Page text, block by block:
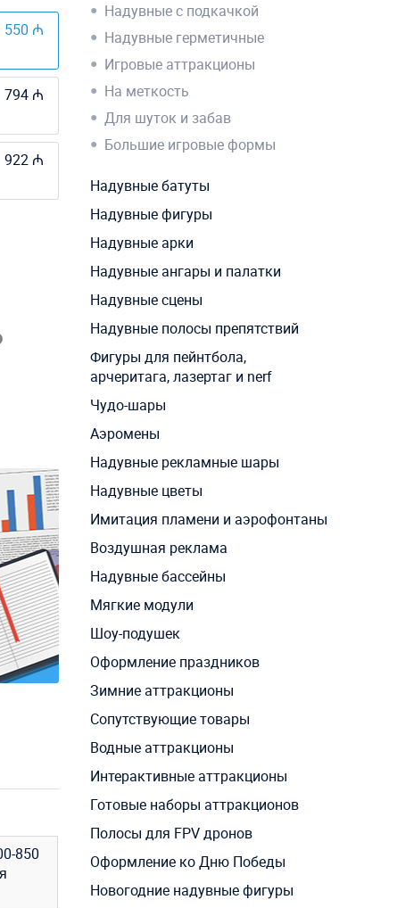
550 ₼
794 ₼
922 ₼
850
Надувные с подкачкой
Надувные герметичные
Игровые аттракционы
На меткость
Для шуток и забав
Большие игровые формы
Надувные батуты
Надувные фигуры
Надувные арки
Надувные ангары и палатки
Надувные сцены
Надувные полосы препятствий
Фигуры для пейнтбола,
арчеритага, лазертаг и nerf
Чудо-шары
Аэромены
Надувные рекламные шары
Надувные цветы
Имитация пламени и аэрофонтаны
Воздушная реклама
Надувные бассейны
Мягкие модули
Шоу-подушек
Оформление праздников
Зимние аттракционы
Сопутствующие товары
Водные аттракционы
Интерактивные аттракционы
Готовые наборы аттракционов
Полосы для FPV дронов
Оформление ко Дню Победы
Новогодние надувные фигуры